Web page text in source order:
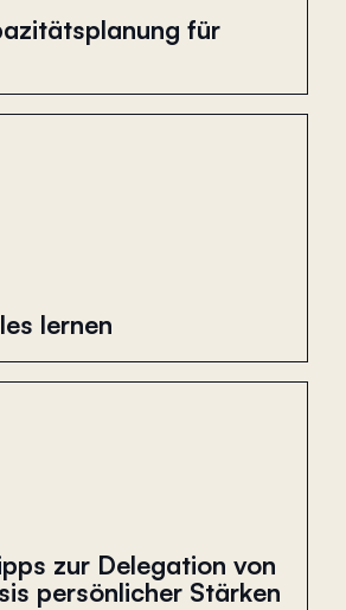
für
lernen
zur Delegation von
persönlicher Stärken